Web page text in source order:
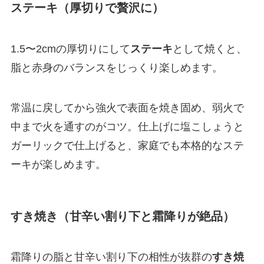
ステーキ（厚切りで贅沢に）
1.5〜2cmの厚切りにして ステーキ として焼くと、
脂と赤身のバランスをじっくり楽しめます。
常温に戻してから強火で表面を焼き固め、弱火で
中まで火を通すのがコツ。仕上げに塩こしょうと
ガーリックで仕上げると、家庭でも本格的なステ
ーキが楽しめます。
すき焼き（甘辛い割り下と霜降りが絶品）
霜降りの脂と甘辛い割り下の相性が抜群のすき焼